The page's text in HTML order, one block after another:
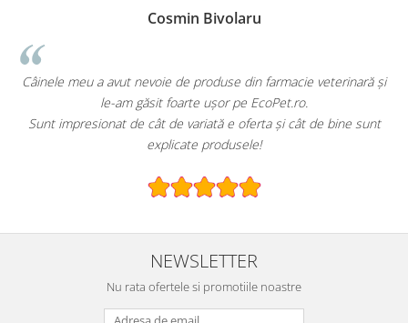
Cosmin Bivolaru
Câinele meu a avut nevoie de produse din farmacie veterinară și
le-am găsit foarte ușor pe EcoPet.ro.
Sunt impresionat de cât de variată e oferta și cât de bine sunt
explicate produsele!
NEWSLETTER
Nu rata ofertele si promotiile noastre